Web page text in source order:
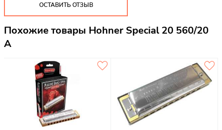
ОСТАВИТЬ ОТЗЫВ
Похожие товары Hohner Special 20 560/20
A